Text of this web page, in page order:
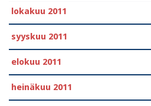
lokakuu 2011
syyskuu 2011
elokuu 2011
heinäkuu 2011